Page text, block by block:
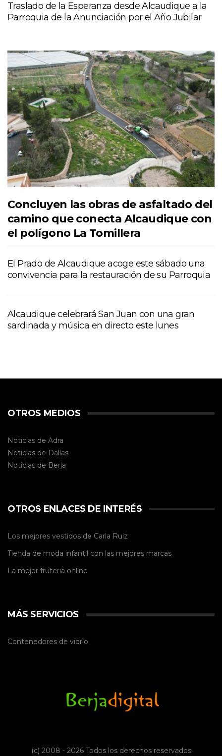
Traslado de la Esperanza desde Alcaudique a la
Parroquia de la Anunciación por el Año Jubilar
Concluyen las obras de asfaltado del
camino que conecta Alcaudique con
el polígono La Tomillera
El Prado de Alcaudique acoge este sábado una
convivencia para la restauración de su Parroquia
Alcaudique celebrará San Juan con una gran
sardinada y música en directo este lunes
OTROS MEDIOS
Noticias de Adra
Noticias de Dalías
Noticias de Berja
OTROS ENLACES DE INTERÉS
Los mejores vestidos de Carla Ruiz
Tienda de moda infantil con las mejores marcas
La mejor fruteria online
MÁS SERVICIOS
Contenedores de vidrio
(c) 2008 - 2026 Todos los derechos reservados